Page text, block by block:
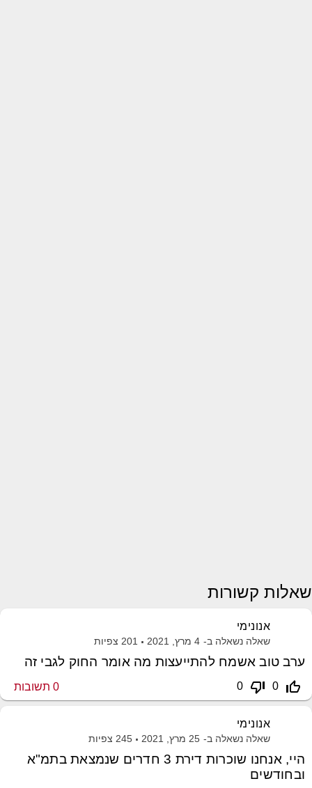
שאלות קשורות
אנונימי
שאלה נשאלה ב- 4 מרץ, 2021 201 צפיות
ערב טוב אשמח להתייעצות מה אומר החוק לגבי זה
thumb_up_off_alt
0
thumb_down_off_alt
0
0 תשובות
אנונימי
שאלה נשאלה ב- 25 מרץ, 2021 245 צפיות
היי, אנחנו שוכרות דירת 3 חדרים שנמצאת בתמ"א
ובחודשים